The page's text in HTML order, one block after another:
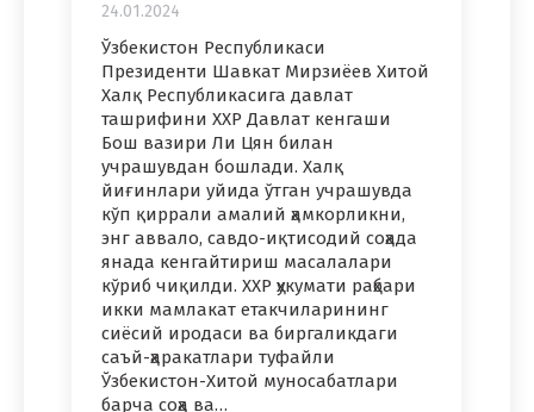
24.01.2024
Ўзбекистон Республикаси
Президенти Шавкат Мирзиёев Хитой
Халқ Республикасига давлат
ташрифини ХХР Давлат кенгаши
Бош вазири Ли Цян билан
учрашувдан бошлади. Халқ
йиғинлари уйида ўтган учрашувда
кўп қиррали амалий ҳамкорликни,
энг аввало, савдо-иқтисодий соҳада
янада кенгайтириш масалалари
кўриб чиқилди. ХХР ҳукумати раҳбари
икки мамлакат етакчиларининг
сиёсий иродаси ва биргаликдаги
саъй-ҳаракатлари туфайли
Ўзбекистон-Хитой муносабатлари
барча соҳа ва…